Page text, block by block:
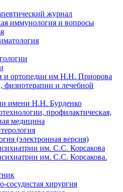
журнал
иммунология и вопросы
и ортопедии им Н.Н. Приорова
физиотерапии и лечебной
имени Н.Н. Бурденко
профилактическая,
медицина
(электронная версия)
им. С.С. Корсакова
им. С.С. Корсакова.
сосудистая хирургия